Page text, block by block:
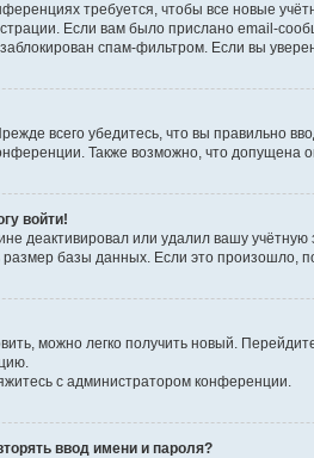
требуется, чтобы все новые
Если вам было прислано email-
спам-фильтром. Если вы
всего убедитесь, что вы правильно
Также возможно, что
войти!
деактивировал или удалил вашу
базы данных. Если это произошло,
можно легко получить новый.
с администратором конференции.
ввод имени и пароля?